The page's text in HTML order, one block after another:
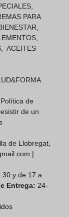
PARA
ACEITES
Política de
de un
de Llobregat,
|
y de 17 a
Entrega: 24-